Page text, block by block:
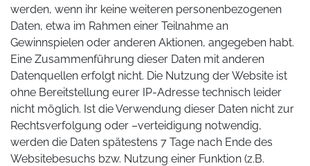
werden, wenn ihr keine weiteren personenbezogenen
Daten, etwa im Rahmen einer Teilnahme an
Gewinnspielen oder anderen Aktionen, angegeben habt.
Eine Zusammenführung dieser Daten mit anderen
Datenquellen erfolgt nicht. Die Nutzung der Website ist
ohne Bereitstellung eurer IP-Adresse technisch leider
nicht möglich. Ist die Verwendung dieser Daten nicht zur
Rechtsverfolgung oder –verteidigung notwendig,
werden die Daten spätestens 7 Tage nach Ende des
Websitebesuchs bzw. Nutzung einer Funktion (z.B.